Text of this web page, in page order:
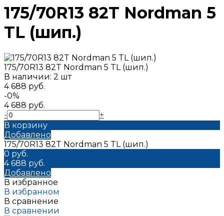
175/70R13 82T Nordman 5
TL (шип.)
175/70R13 82T Nordman 5 TL (шип.)
В наличии: 2 шт
4 688 руб.
-0%
4 688 руб.
-
+
В корзину
Добавлено
175/70R13 82T Nordman 5 TL (шип.)
0 руб.
4 688 руб.
Добавлено
В избранное
В избранном
В сравнение
В сравнении